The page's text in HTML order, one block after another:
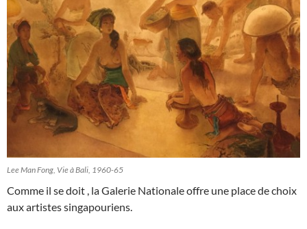
Lee Man Fong, Vie à Bali, 1960-65
Comme il se doit , la Galerie Nationale offre une place de choix
aux artistes singapouriens.